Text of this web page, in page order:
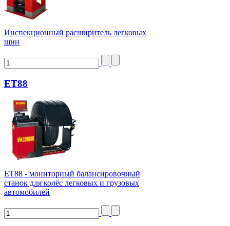
Инспекционный расширитель легковых
шин
ET88
ЕТ88 - мониторный балансировочный
станок для колёс легковых и грузовых
автомобилей